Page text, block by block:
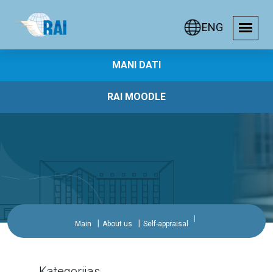
ENG
MANI DATI
RAI MOODLE
Main About us Self-appraisal